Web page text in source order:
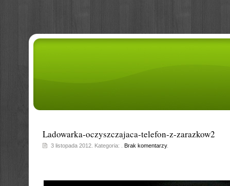
Ladowarka-oczyszczajaca-telefon-z-zarazkow2
3 listopada 2012. Kategoria: . Brak komentarzy.